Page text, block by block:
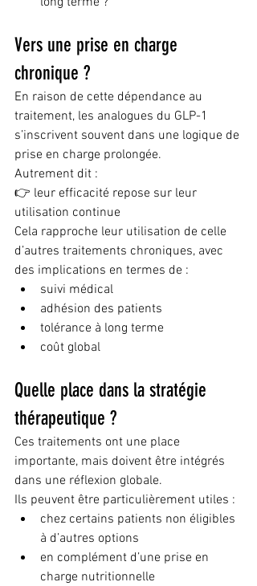
Vers une prise en charge
chronique ?
En raison de cette dépendance au
traitement, les analogues du GLP-1
s’inscrivent souvent dans une logique de
prise en charge prolongée.
Autrement dit :
👉 leur efficacité repose sur leur
utilisation continue
Cela rapproche leur utilisation de celle
d’autres traitements chroniques, avec
des implications en termes de :
suivi médical
adhésion des patients
tolérance à long terme
coût global
Quelle place dans la stratégie
thérapeutique ?
Ces traitements ont une place
importante, mais doivent être intégrés
dans une réflexion globale.
Ils peuvent être particulièrement utiles :
chez certains patients non éligibles
à d’autres options
en complément d’une prise en
charge nutritionnelle